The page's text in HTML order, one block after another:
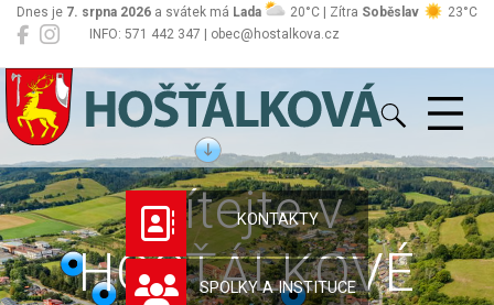
INFO: 571 442 347 | obec@hostalkova.cz
Dnes je 7. srpna 2026 a svátek má Lada 20°C | Zítra Soběslav 23°C
Hošťálková
Vítejte v
HOŠŤÁLKOVÉ
KONTAKTY
SPOLKY A INSTITUCE